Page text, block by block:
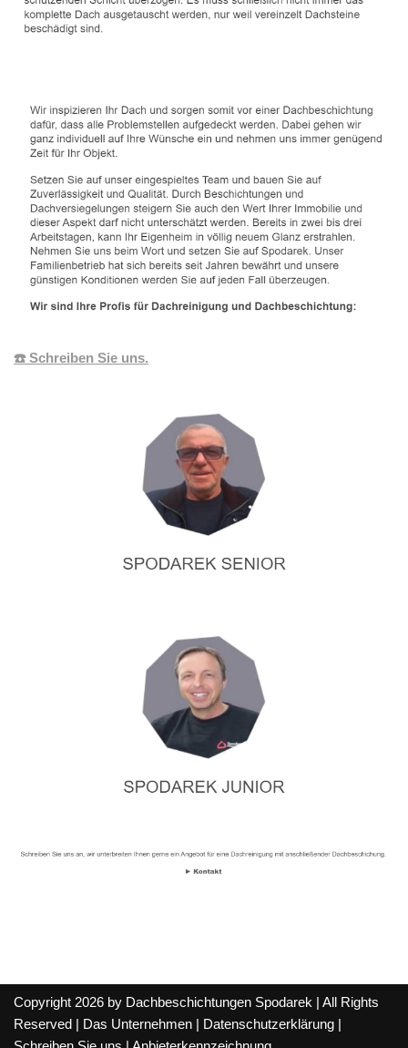
☎️ Schreiben Sie uns.
Copyright 2026 by Dachbeschichtungen Spodarek | All Rights
Reserved |
Das Unternehmen Datenschutzerklärung